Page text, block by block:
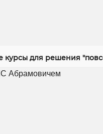
курсы для решения